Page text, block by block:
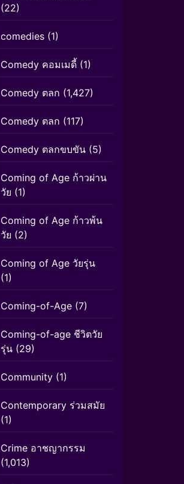
(22)
comedies (1)
Comedy คอมเมดี้ (1)
Comedy ตลก (1,427)
Comedy ตลก (117)
Comedy ตลกขบขัน (5)
Coming of Age ก้าวผ่าน
วัย (1)
Coming of Age ก้าวพ้น
วัย (2)
Coming of Age วัยรุ่น
(1)
Coming-of-Age (7)
Coming-of-age ชีวิตวัย
รุ่น (29)
Community (1)
Contemporary ร่วมสมัย
(1)
Crime อาชญากรรม
(1,013)